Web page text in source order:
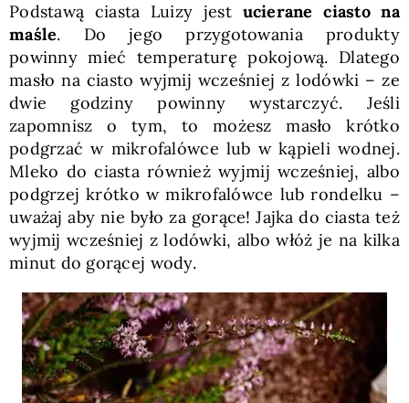
Podstawą ciasta Luizy jest ucierane ciasto na
maśle. Do jego przygotowania produkty
powinny mieć temperaturę pokojową. Dlatego
masło na ciasto wyjmij wcześniej z lodówki – ze
dwie godziny powinny wystarczyć. Jeśli
zapomnisz o tym, to możesz masło krótko
podgrzać w mikrofalówce lub w kąpieli wodnej.
Mleko do ciasta również wyjmij wcześniej, albo
podgrzej krótko w mikrofalówce lub rondelku –
uważaj aby nie było za gorące! Jajka do ciasta też
wyjmij wcześniej z lodówki, albo włóż je na kilka
minut do gorącej wody.